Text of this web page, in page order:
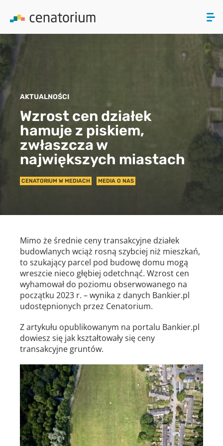
AKTUALNOŚCI
KONTAKT
AKTUALNOŚCI
Wzrost cen działek
hamuje z piskiem,
zwłaszcza w
największych miastach
CENATORIUM W MEDIACH MEDIA O NAS
Mimo że średnie ceny transakcyjne działek
budowlanych wciąż rosną szybciej niż mieszkań,
to szukający parcel pod budowę domu mogą
wreszcie nieco głębiej odetchnąć. Wzrost cen
wyhamował do poziomu obserwowanego na
początku 2023 r. – wynika z danych Bankier.pl
udostępnionych przez Cenatorium.
Z artykułu opublikowanym na portalu Bankier.pl
dowiesz się jak kształtowały się ceny
transakcyjne gruntów.